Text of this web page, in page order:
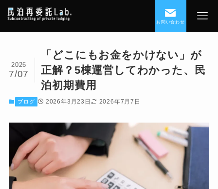
お問い合わせ
「どこにもお金をかけない」が
正解？5棟運営してわかった、民
泊初期費用
2026
7/07
ブログ 2026年3月23日 2026年7月7日